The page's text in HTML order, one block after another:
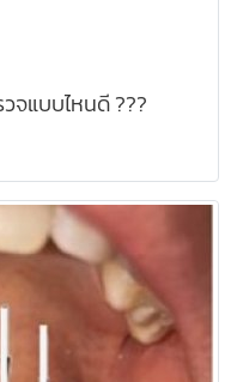
จแบบไหนดี ???